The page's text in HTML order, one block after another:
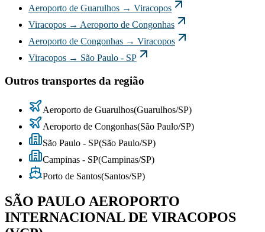
Aeroporto de Guarulhos → Viracopos
Viracopos → Aeroporto de Congonhas
Aeroporto de Congonhas → Viracopos
Viracopos → São Paulo - SP
Outros transportes da região
Aeroporto de Guarulhos(Guarulhos/SP)
Aeroporto de Congonhas(São Paulo/SP)
São Paulo - SP(São Paulo/SP)
Campinas - SP(Campinas/SP)
Porto de Santos(Santos/SP)
SÃO PAULO AEROPORTO
INTERNACIONAL DE VIRACOPOS